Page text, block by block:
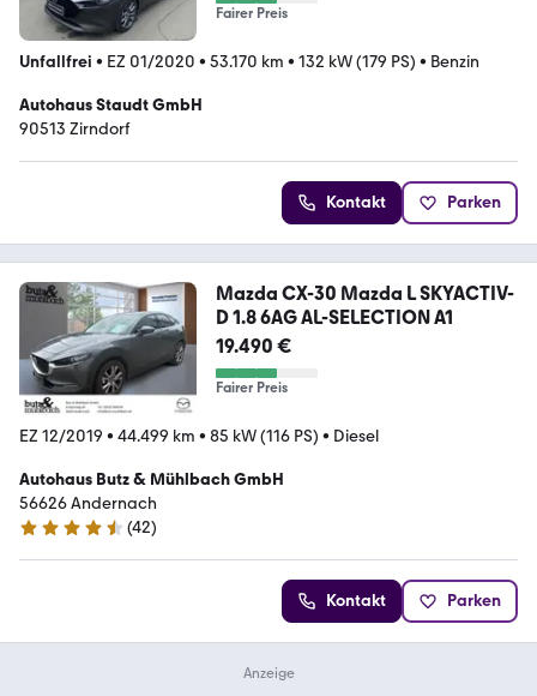
Fairer Preis
Unfallfrei • EZ 01/2020 • 53.170 km • 132 kW (179 PS) • Benzin
Autohaus Staudt GmbH
90513 Zirndorf
Kontakt Parken
Mazda CX-30 Mazda L SKYACTIV-
D 1.8 6AG AL-SELECTION A1
19.490 €
Fairer Preis
EZ 12/2019 • 44.499 km • 85 kW (116 PS) • Diesel
Autohaus Butz & Mühlbach GmbH
56626 Andernach
4.7 Sterne
(42)
Kontakt Parken